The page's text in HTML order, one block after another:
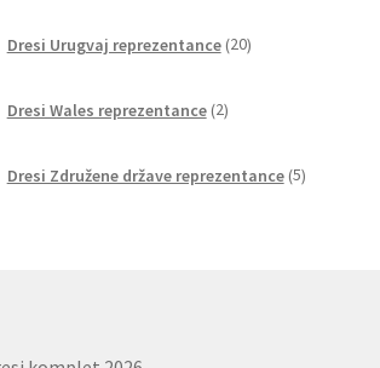
Dresi Urugvaj reprezentance 20izdelkov
Dresi Wales reprezentance 2izdelka
Dresi Združene države reprezentance 5izdelkov